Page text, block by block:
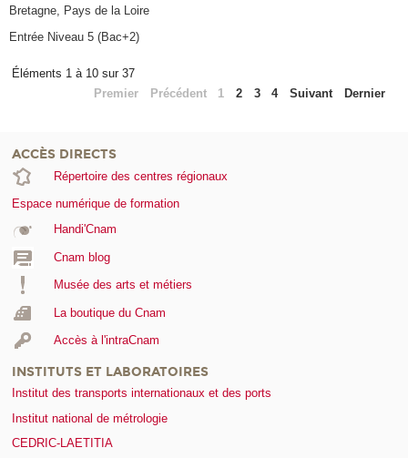
Bretagne, Pays de la Loire
Entrée Niveau 5 (Bac+2)
Éléments 1 à 10 sur 37
Premier
Précédent 1 2 3 4 Suivant Dernier
ACCÈS DIRECTS
Répertoire des centres régionaux
Espace numérique de formation
Handi'Cnam
Cnam blog
Musée des arts et métiers
La boutique du Cnam
Accès à l'intraCnam
INSTITUTS ET LABORATOIRES
Institut des transports internationaux et des ports
Institut national de métrologie
CEDRIC-LAETITIA